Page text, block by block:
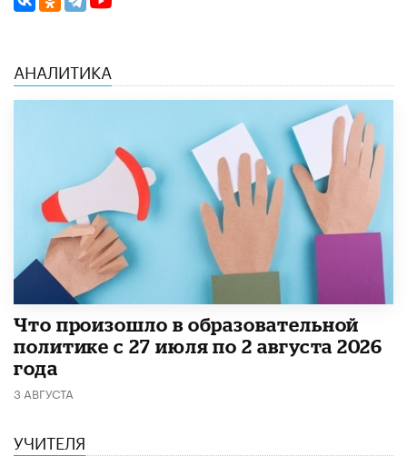
АНАЛИТИКА
​Что произошло в образовательной
политике с 27 июля по 2 августа 2026
года
3 АВГУСТА
УЧИТЕЛЯ